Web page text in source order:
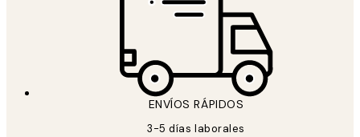
ENVÍOS RÁPIDOS
3-5 días laborales